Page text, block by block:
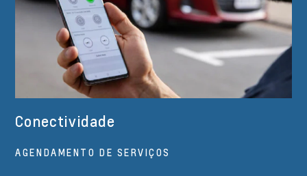
Conectividade
AGENDAMENTO DE SERVIÇOS